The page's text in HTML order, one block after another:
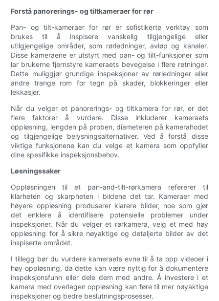
Forstå panorerings- og tiltkameraer for rør
Pan- og tilt-kameraer for rør er sofistikerte verktøy som
brukes til å inspisere vanskelig tilgjengelige eller
utilgjengelige områder, som rørledninger, avløp og kanaler.
Disse kameraene er utstyrt med pan- og tilt-funksjoner som
lar brukerne fjernstyre kameraets bevegelse i flere retninger.
Dette muliggjør grundige inspeksjoner av rørledninger eller
andre trange rom for tegn på skader, blokkeringer eller
lekkasjer.
Når du velger et panorerings- og tiltkamera for rør, er det
flere faktorer å vurdere. Disse inkluderer kameraets
oppløsning, lengden på proben, diameteren på kamerahodet
og tilgjengelige belysningsalternativer. Ved å forstå disse
viktige funksjonene kan du velge et kamera som oppfyller
dine spesifikke inspeksjonsbehov.
Løsningssaker
Oppløsningen til et pan-and-tilt-rørkamera refererer til
klarheten og skarpheten i bildene det tar. Kameraer med
høyere oppløsning produserer klarere bilder, noe som gjør
det enklere å identifisere potensielle problemer under
inspeksjoner. Når du velger et rørkamera, velg et med høy
oppløsning for å sikre nøyaktige og detaljerte bilder av det
inspiserte området.
I tillegg bør du vurdere kameraets evne til å ta opp videoer i
høy oppløsning, da dette kan være nyttig for å dokumentere
inspeksjonsfunn eller dele dem med andre. Å investere i et
kamera med overlegen oppløsning kan føre til mer nøyaktige
inspeksjoner og bedre beslutningsprosesser.